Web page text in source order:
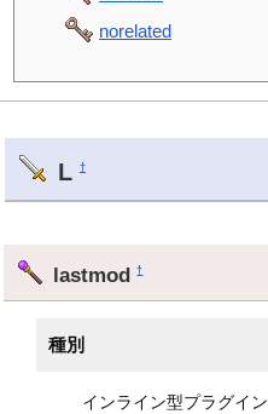
norelated
L †
lastmod†
種別
インライン型プラグイン